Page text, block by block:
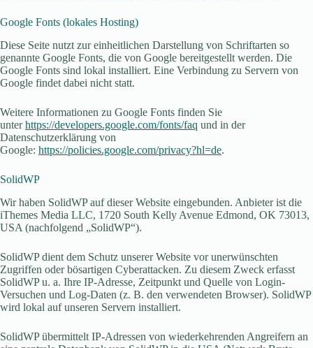
Google Fonts (lokales Hosting)
Diese Seite nutzt zur einheitlichen Darstellung von Schriftarten so
genannte Google Fonts, die von Google bereitgestellt werden. Die
Google Fonts sind lokal installiert. Eine Verbindung zu Servern von
Google findet dabei nicht statt.
Weitere Informationen zu Google Fonts finden Sie
unterhttps://developers.google.com/fonts/faq und in der
Datenschutzerklärung von
Google: https://policies.google.com/privacy?hl=de.
SolidWP
Wir haben SolidWP auf dieser Website eingebunden. Anbieter ist die
iThemes Media LLC, 1720 South Kelly Avenue Edmond, OK 73013,
USA (nachfolgend „SolidWP“).
SolidWP dient dem Schutz unserer Website vor unerwünschten
Zugriffen oder bösartigen Cyberattacken. Zu diesem Zweck erfasst
SolidWP u. a. Ihre IP-Adresse, Zeitpunkt und Quelle von Login-
Versuchen und Log-Daten (z. B. den verwendeten Browser). SolidWP
wird lokal auf unseren Servern installiert.
SolidWP übermittelt IP-Adressen von wiederkehrenden Angreifern an